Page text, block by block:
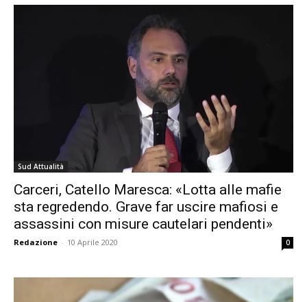
Sud Attualità
Carceri, Catello Maresca: «Lotta alle mafie
sta regredendo. Grave far uscire mafiosi e
assassini con misure cautelari pendenti»
Redazione - 10 Aprile 2020 0